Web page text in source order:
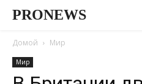
PRONEWS
Домой Мир
Мир